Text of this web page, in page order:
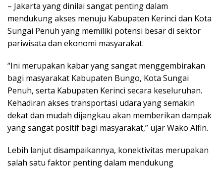
– Jakarta yang dinilai sangat penting dalam
mendukung akses menuju Kabupaten Kerinci dan Kota
Sungai Penuh yang memiliki potensi besar di sektor
pariwisata dan ekonomi masyarakat.
“Ini merupakan kabar yang sangat menggembirakan
bagi masyarakat Kabupaten Bungo, Kota Sungai
Penuh, serta Kabupaten Kerinci secara keseluruhan.
Kehadiran akses transportasi udara yang semakin
dekat dan mudah dijangkau akan memberikan dampak
yang sangat positif bagi masyarakat,” ujar Wako Alfin.
Lebih lanjut disampaikannya, konektivitas merupakan
salah satu faktor penting dalam mendukung